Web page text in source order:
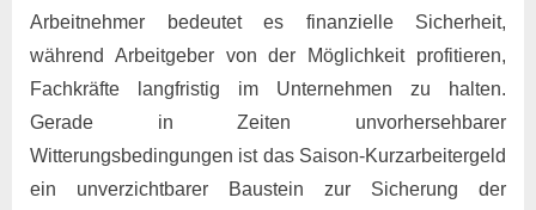
Arbeitnehmer bedeutet es finanzielle Sicherheit,
während Arbeitgeber von der Möglichkeit profitieren,
Fachkräfte langfristig im Unternehmen zu halten.
Gerade in Zeiten unvorhersehbarer
Witterungsbedingungen ist das Saison-Kurzarbeitergeld
ein unverzichtbarer Baustein zur Sicherung der